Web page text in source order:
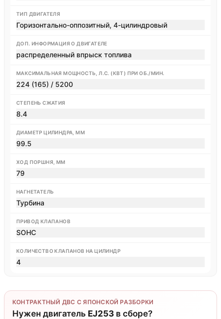
ТИП ДВИГАТЕЛЯ
Горизонтально-оппозитный, 4-цилиндровый
ДОП. ИНФОРМАЦИЯ О ДВИГАТЕЛЕ
распределенный впрыск топлива
МАКСИМАЛЬНАЯ МОЩНОСТЬ, Л.С. (КВТ) ПРИ ОБ./МИН.
224 (165) / 5200
СТЕПЕНЬ СЖАТИЯ
8.4
ДИАМЕТР ЦИЛИНДРА, ММ
99.5
ХОД ПОРШНЯ, ММ
79
НАГНЕТАТЕЛЬ
Турбина
ПРИВОД КЛАПАНОВ
SOHC
КОЛИЧЕСТВО КЛАПАНОВ НА ЦИЛИНДР
4
КОНТРАКТНЫЙ ДВС С ЯПОНСКОЙ РАЗБОРКИ
Нужен двигатель EJ253 в сборе?